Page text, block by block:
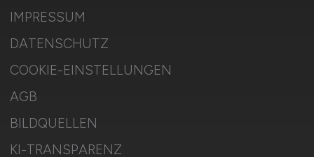
IMPRESSUM
DATENSCHUTZ
COOKIE-EINSTELLUNGEN
AGB
BILDQUELLEN
KI-TRANSPARENZ